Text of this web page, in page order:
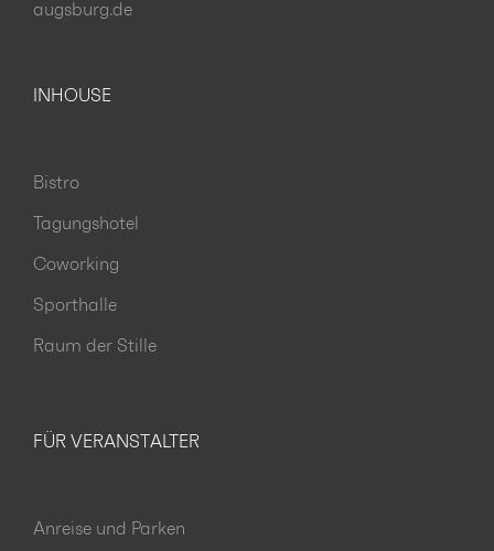
augsburg.de
INHOUSE
Bistro
Tagungshotel
Coworking
Sporthalle
Raum der Stille
FÜR VERANSTALTER
Anreise und Parken